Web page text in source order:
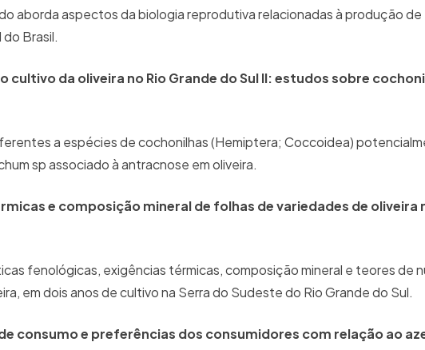
aborda aspectos da biologia reprodutiva relacionadas à produção
Brasil.
da oliveira no Rio Grande do Sul II: estudos sobre
a espécies de cochonilhas (Hemiptera; Coccoidea)
sp associado à antracnose em oliveira.
e composição mineral de folhas de variedades de oliveira
fenológicas, exigências térmicas, composição mineral e teores de
em dois anos de cultivo na Serra do Sudeste do Rio Grande do Sul.
consumo e preferências dos consumidores com relação ao